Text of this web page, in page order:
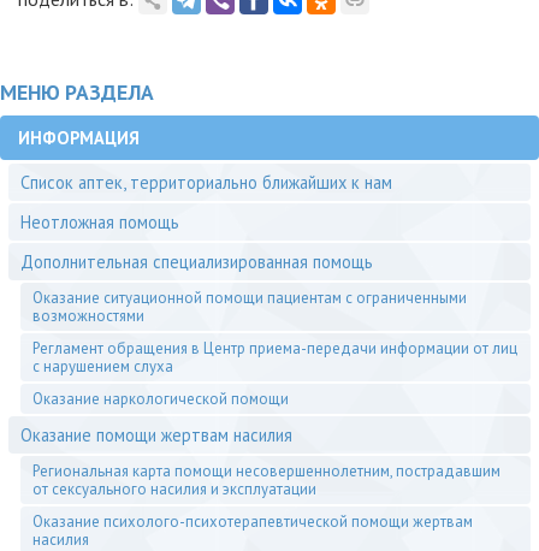
МЕНЮ РАЗДЕЛА
ИНФОРМАЦИЯ
Список аптек, территориально ближайших к нам
Неотложная помощь
Дополнительная специализированная помощь
Оказание ситуационной помощи пациентам с ограниченными
возможностями
Регламент обращения в Центр приема-передачи информации от лиц
с нарушением слуха
Оказание наркологической помощи
Оказание помощи жертвам насилия
Региональная карта помощи несовершеннолетним, пострадавшим
от сексуального насилия и эксплуатации
Оказание психолого-психотерапевтической помощи жертвам
насилия